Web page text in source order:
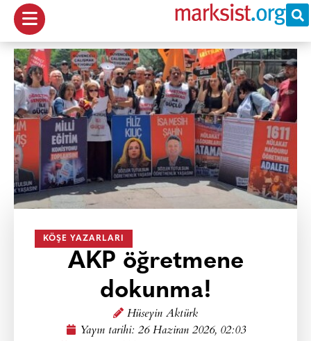
KÖŞE YAZARLARI
AKP öğretmene
dokunma!
Hüseyin Aktürk
Yayın tarihi: 26 Haziran 2026, 02:03